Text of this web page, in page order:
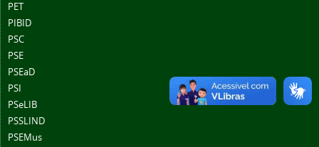
PET
PIBID
PSC
PSE
PSEaD
PSI
PSeLIB
PSSLIND
PSEMus